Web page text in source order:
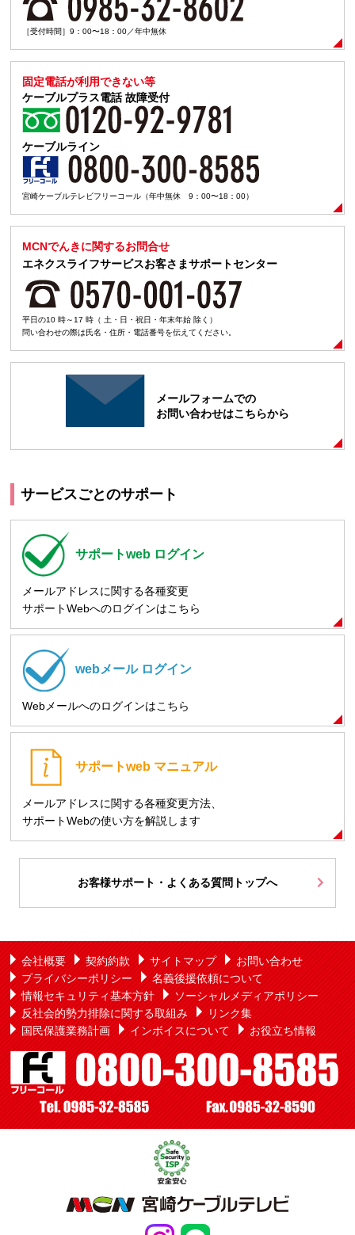
［受付時間］9：00〜18：00／年中無休
固定電話が利用できない等
ケーブルプラス電話故障受付
ケーブルライン
宮崎ケーブルテレビフリーコール（年中無休 9：00〜18：00）
MCNでんきに関するお問合せ
エネクスライフサービスお客さまサポートセンター
平日の10 時～17 時（ 土・日・祝日・年末年始 除く）
問い合わせの際は氏名・住所・電話番号を伝えてください。
メールフォームでの
お問い合わせはこちらから
サービスごとのサポート
サポートweb ログイン
メールアドレスに関する各種変更
サポートWebへのログインはこちら
webメールログイン
Webメールへのログインはこちら
サポートweb マニュアル
メールアドレスに関する各種変更方法、
サポートWebの使い方を解説します
お客様サポート・よくある質問トップへ
会社概要 契約約款 サイトマップ
お問い合わせ
プライバシーポリシー
名義後援依頼について
情報セキュリティ基本方針
ソーシャルメディアポリシー
反社会的勢力排除に関する取組み
リンク集
国民保護業務計画
インボイスについて お役立ち情報